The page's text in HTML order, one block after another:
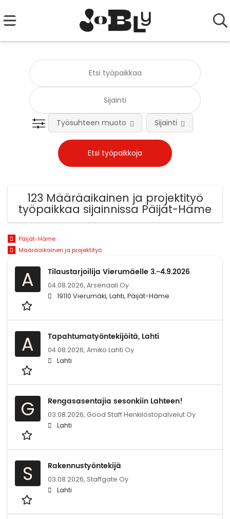
Työsuhteen muoto Sijainti
123 Määräaikainen ja projektityö
työpaikkaa sijainnissa Päijät-Häme
Päijät-Häme
Määräaikainen ja projektityö
A Tilaustarjoilija Vierumäelle 3.-4.9.2026
04.08.2026, Arsenaali Oy
19110 Vierumäki, Lahti, Päijät-Häme
A Tapahtumatyöntekijöitä, Lahti
04.08.2026, Amiko Lahti Oy
Lahti
G Rengasasentajia sesonkiin Lahteen!
03.08.2026, Good Staff Henkilöstöpalvelut Oy
Lahti
S Rakennustyöntekijä
03.08.2026, Staffgate Oy
Lahti